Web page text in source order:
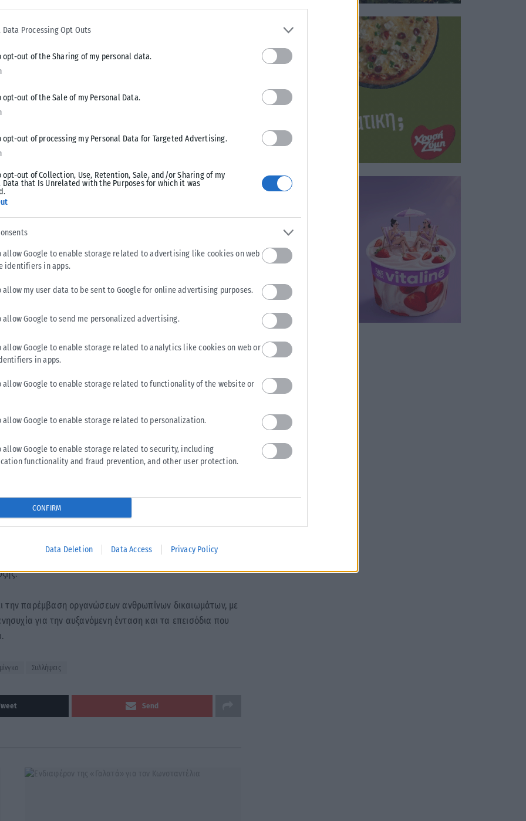
Data Processing Opt Outs
opt-out of the Sharing of my personal data.
opt-out of the Sale of my Personal Data.
opt-out of processing my Personal Data for Targeted Advertising.
opt-out of Collection, Use, Retention, Sale, and/or Sharing of my
Data that Is Unrelated with the Purposes for which it was
allow Google to enable storage related to advertising like cookies on web
identifiers in apps.
allow my user data to be sent to Google for online advertising purposes.
allow Google to send me personalized advertising.
allow Google to enable storage related to analytics like cookies on web or
in apps.
allow Google to enable storage related to functionality of the website or
allow Google to enable storage related to personalization.
allow Google to enable storage related to security, including
functionality and fraud prevention, and other user protection.
CONFIRM
Data Deletion Data Access Privacy Policy
την κατασκευή ενός πολυτελούς τουριστικού
στην προστατευόμενη περιοχή του Ζβέρνετς, στη
ότι η επένδυση απειλεί ένα μοναδικό οικοσύστημα
τους σημαντικότερους σταθμούς για τα
εξελίχθηκε σε ευρύτερο αντικυβερνητικό κίνημα, με
διαδηλωτές να ζητούν πλέον ανοιχτά την
κρατώντας τεράστιες κατασκευές με ροζ
τούρτα, την οποία μετέφεραν μέχρι το κυβερνητικό
Έντι Ράμα, που συνέπεσαν με τη νέα κινητοποίηση.
από το κυβερνητικό μέγαρο, με αποτέλεσμα να
με χρήση δακρυγόνων και νερού υπό πίεση, ενώ
προς τους αστυνομικούς.
ενώ έγιναν 25 συλλήψεις.
μεταμορφώσει την περιοχή και ιδιαίτερα το ακατοίκητο
περιόδου, σε έναν υπερπολυτελή διεθνή
δημόσιας γης και για μία επένδυση που απειλεί το
την παρέμβαση οργανώσεων ανθρωπίνων δικαιωμάτων, με
για την αυξανόμενη ένταση και τα επεισόδια που
Συλλήψεις
Send